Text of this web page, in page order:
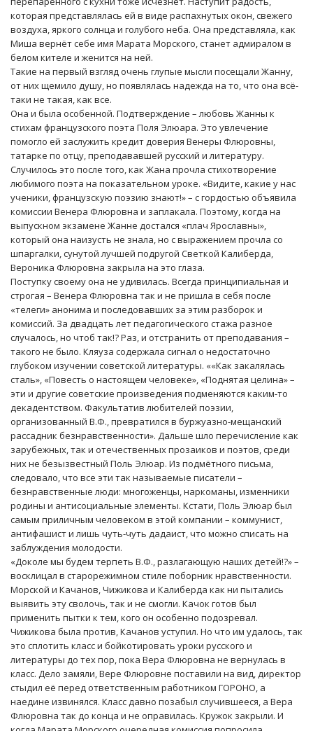
которая представлялась ей в виде распахнутых окон, свежего
воздуха, яркого солнца и голубого неба. Она представляла, как
Миша вернёт себе имя Марата Морского, станет адмиралом в
белом кителе и женится на ней.
Такие на первый взгляд очень глупые мысли посещали Жанну,
от них щемило душу, но появлялась надежда на то, что она всё-
таки не такая, как все.
Она и была особенной. Подтверждение – любовь Жанны к
стихам французского поэта Поля Элюара. Это увлечение
помогло ей заслужить кредит доверия Венеры Флюровны,
татарке по отцу, преподававшей русский и литературу.
Случилось это после того, как Жана прочла стихотворение
любимого поэта на показательном уроке. «Видите, какие у нас
ученики, французскую поэзию знают!» – с гордостью объявила
комиссии Венера Флюровна и заплакала. Поэтому, когда на
выпускном экзамене Жанне достался «плач Ярославны»,
который она наизусть не знала, но с выражением прочла со
шпаргалки, сунутой лучшей подругой Светкой Калиберда,
Вероника Флюровна закрыла на это глаза.
Поступку своему она не удивилась. Всегда принципиальная и
строгая – Венера Флюровна так и не пришла в себя после
«телеги» анонима и последовавших за этим разборок и
комиссий. За двадцать лет педагогического стажа разное
случалось, но чтоб так!? Раз, и отстранить от преподавания –
такого не было. Кляуза содержала сигнал о недостаточно
глубоком изучении советской литературы. ««Как закалялась
сталь», «Повесть о настоящем человеке», «Поднятая целина» –
эти и другие советские произведения подменяются каким-то
декадентством. Факультатив любителей поэзии,
организованный В.Ф., превратился в буржуазно-мещанский
рассадник безнравственности». Дальше шло перечисление как
зарубежных, так и отечественных прозаиков и поэтов, среди
них не безызвестный Поль Элюар. Из подмётного письма,
следовало, что все эти так называемые писатели –
безнравственные люди: многоженцы, наркоманы, изменники
родины и антисоциальные элементы. Кстати, Поль Элюар был
самым приличным человеком в этой компании – коммунист,
антифашист и лишь чуть-чуть дадаист, что можно списать на
заблуждения молодости.
«Доколе мы будем терпеть В.Ф., разлагающую наших детей!?» –
восклицал в старорежимном стиле поборник нравственности.
Морской и Качанов, Чижикова и Калиберда как ни пытались
выявить эту сволочь, так и не смогли. Качок готов был
применить пытки к тем, кого он особенно подозревал.
Чижикова была против, Качанов уступил. Но что им удалось, так
это сплотить класс и бойкотировать уроки русского и
литературы до тех пор, пока Вера Флюровна не вернулась в
класс. Дело замяли, Вере Флюровне поставили на вид, директор
стыдил её перед ответственным работником ГОРОНО, а
наедине извинялся. Класс давно позабыл случившееся, а Вера
Флюровна так до конца и не оправилась. Кружок закрыли. И